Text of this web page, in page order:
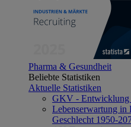
Pharma & Gesundheit
Beliebte Statistiken
Aktuelle Statistiken
GKV - Entwicklung
Lebenserwartung in
Geschlecht 1950-